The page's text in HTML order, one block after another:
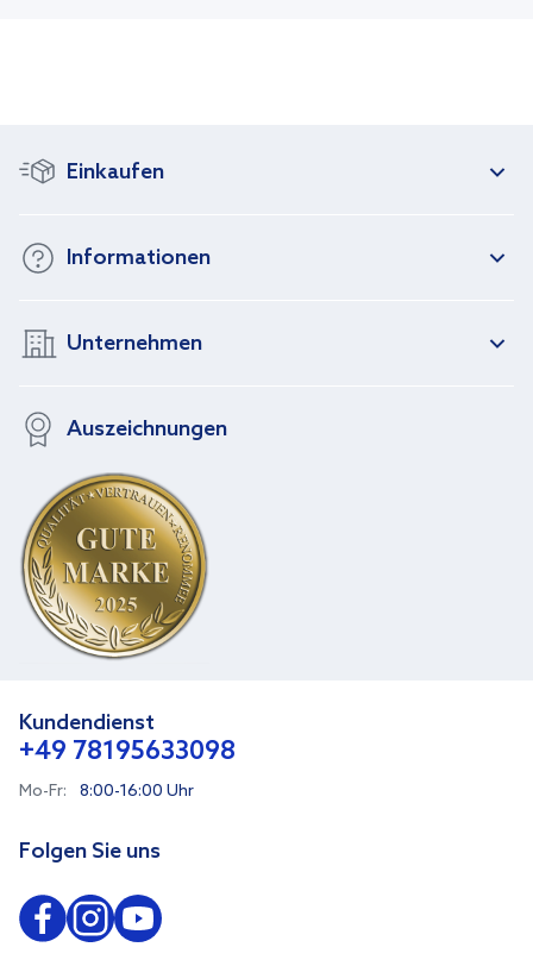
Einkaufen
Informationen
Unternehmen
Auszeichnungen
Kundendienst
+49 78195633098
Mo-Fr: 8:00-16:00 Uhr
Folgen Sie uns